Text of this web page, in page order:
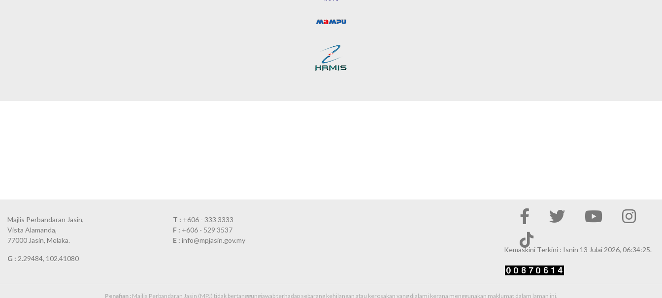
Majlis Perbandaran Jasin,
Vista Alamanda,
77000 Jasin, Melaka.
G : 2.29484, 102.41080
T : +606 - 333 3333
F : +606 - 529 3537
E : info@mpjasin.gov.my
Kemaskini Terkini : Isnin 13 Julai 2026, 06:34:25.
Penafian : Majlis Perbandaran Jasin (MPJ) tidak bertanggungjawab terhadap sebarang kehilangan atau kerosakan yang dialami kerana menggunakan maklumat dalam laman ini.